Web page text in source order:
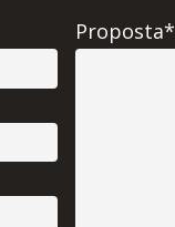
Proposta*